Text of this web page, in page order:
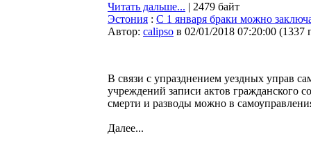
Читать дальше... | 2479 байт
Эстония : С 1 января браки можно
Автор: calipso в 02/01/2018 07:20:00 (1337
В связи с упразднением уездных управ
учреждений записи актов гражданского
смерти и разводы можно в
Далее...